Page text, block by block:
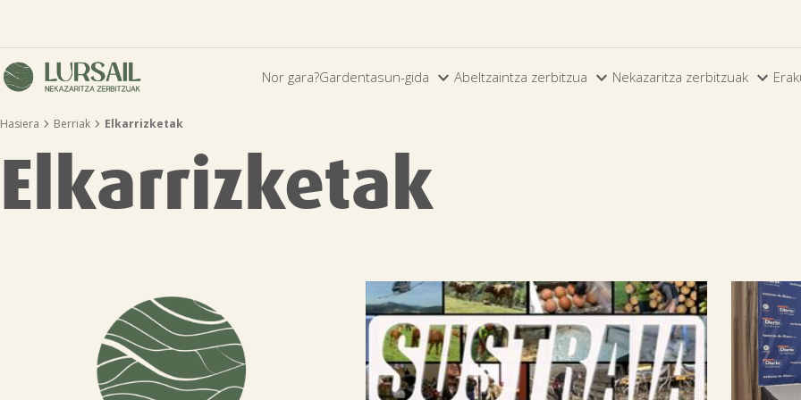
Nor gara?Gardentasun-gida  Abeltzaintza zerbitzua  Nekazaritza zerbitzuak 
Hasiera  Berriak  Elkarrizketak
Elkarrizketak